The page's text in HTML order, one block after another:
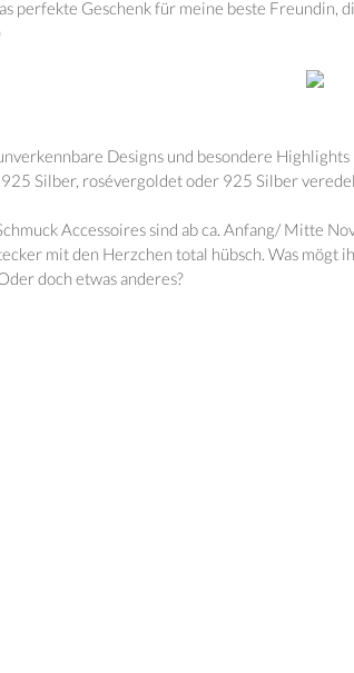
perfekte Geschenk für meine beste Freundin,
Designs und besondere
Silber, rosévergoldet oder 925 Silber
Accessoires sind ab ca. Anfang/ Mitte
mit den Herzchen total hübsch. Was mögt
doch etwas anderes?